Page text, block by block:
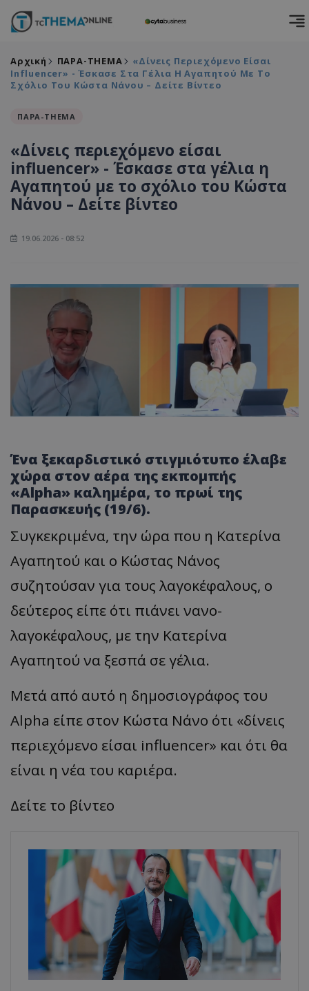
Αρχική ΠΑΡΑ-THEMA
«Δίνεις Περιεχόμενο Είσαι
Influencer» - Έσκασε Στα Γέλια Η Αγαπητού Με Το
Σχόλιο Του Κώστα Νάνου – Δείτε Βίντεο
ΠΑΡΑ-THEMA
«Δίνεις περιεχόμενο είσαι
influencer» - Έσκασε στα γέλια η
Αγαπητού με το σχόλιο του Κώστα
Νάνου – Δείτε βίντεο
19.06.2026 - 08:52
Ένα ξεκαρδιστικό στιγμιότυπο έλαβε
χώρα στον αέρα της εκπομπής
«Alpha» καλημέρα, το πρωί της
Παρασκευής (19/6).
Συγκεκριμένα, την ώρα που η Κατερίνα
Αγαπητού και ο Κώστας Νάνος
συζητούσαν για τους λαγοκέφαλους, ο
δεύτερος είπε ότι πιάνει νανο-
λαγοκέφαλους, με την Κατερίνα
Αγαπητού να ξεσπά σε γέλια.
Μετά από αυτό η δημοσιογράφος του
Alpha είπε στον Κώστα Νάνο ότι «δίνεις
περιεχόμενο είσαι influencer» και ότι θα
είναι η νέα του καριέρα.
Δείτε το βίντεο